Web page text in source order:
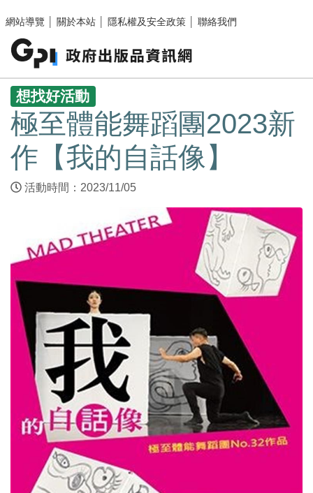
網站導覽
關於本站 隱私權及安全政策 聯絡我們
:::
想找好活動
極至體能舞蹈團2023新
作【我的自話像】
活動時間：2023/11/05